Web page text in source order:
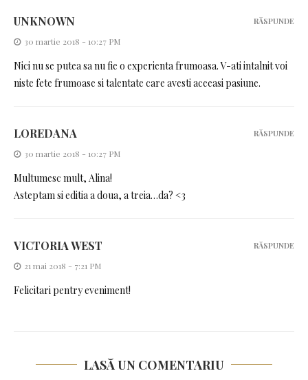
UNKNOWN
30 martie 2018 - 10:27 PM
Nici nu se putea sa nu fie o experienta frumoasa. V-ati intalnit voi
niste fete frumoase si talentate care avesti aceeasi pasiune.
RĂSPUNDE
LOREDANA
30 martie 2018 - 10:27 PM
Multumesc mult, Alina!
Asteptam si editia a doua, a treia…da? <3
RĂSPUNDE
VICTORIA WEST
21 mai 2018 - 7:21 PM
Felicitari pentry eveniment!
RĂSPUNDE
LASĂ UN COMENTARIU